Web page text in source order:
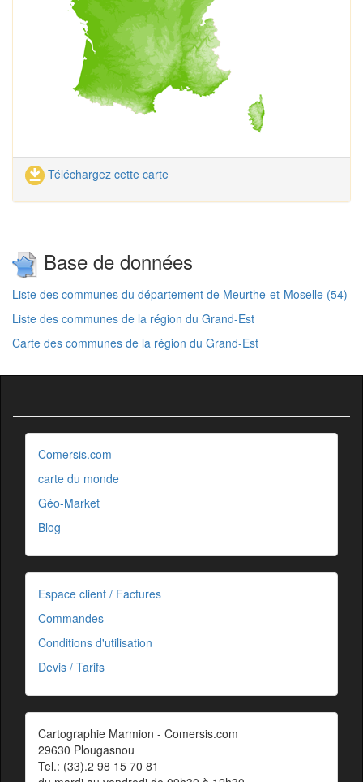
Téléchargez cette carte
Base de données
Liste des communes du département de Meurthe-et-Moselle (54)
Liste des communes de la région du Grand-Est
Carte des communes de la région du Grand-Est
Comersis.com
carte du monde
Géo-Market
Blog
Espace client / Factures
Commandes
Conditions d'utilisation
Devis / Tarifs
Cartographie Marmion - Comersis.com
29630 Plougasnou
Tel.: (33).2 98 15 70 81